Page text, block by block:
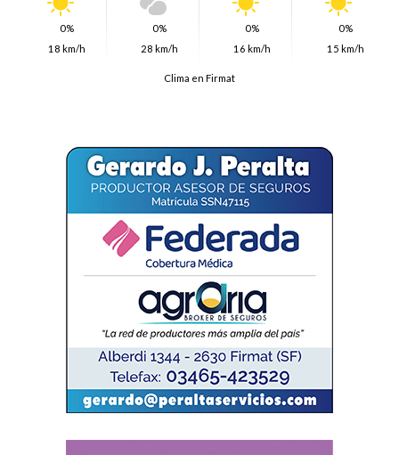
0%
18 km/h
0%
28 km/h
0%
16 km/h
0%
15 km/h
Clima en Firmat